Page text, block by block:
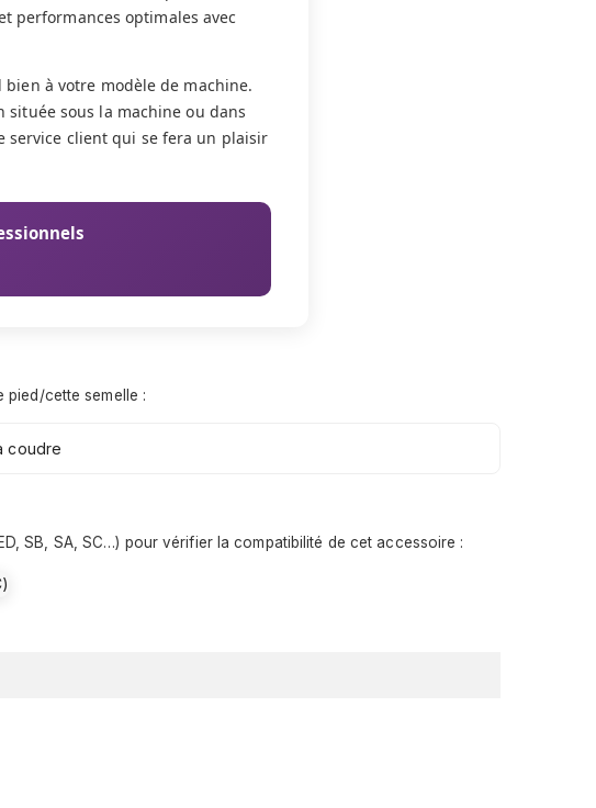
performances optimales avec
à votre modèle de machine.
sous la machine ou dans
service client qui se fera un plaisir
cette semelle :
SB, SA, SC…) pour vérifier la compatibilité de cet accessoire :